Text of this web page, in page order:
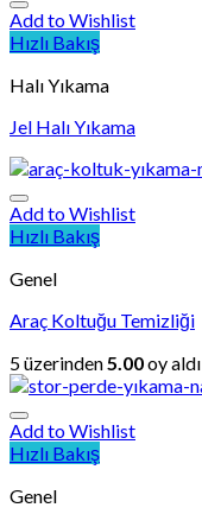
Add to Wishlist
Hızlı Bakış
Halı Yıkama
Jel Halı Yıkama
Add to Wishlist
Hızlı Bakış
Genel
Araç Koltuğu Temizliği
5 üzerinden 5.00oy aldı
Add to Wishlist
Hızlı Bakış
Genel